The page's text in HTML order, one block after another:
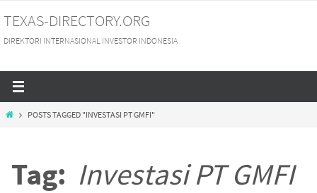
to
content
TEXAS-DIRECTORY.ORG
DIREKTORI INTERNASIONAL INVESTOR INDONESIA
HOMEPOSTS TAGGED "INVESTASI PT GMFI"
Tag: Investasi PT GMFI